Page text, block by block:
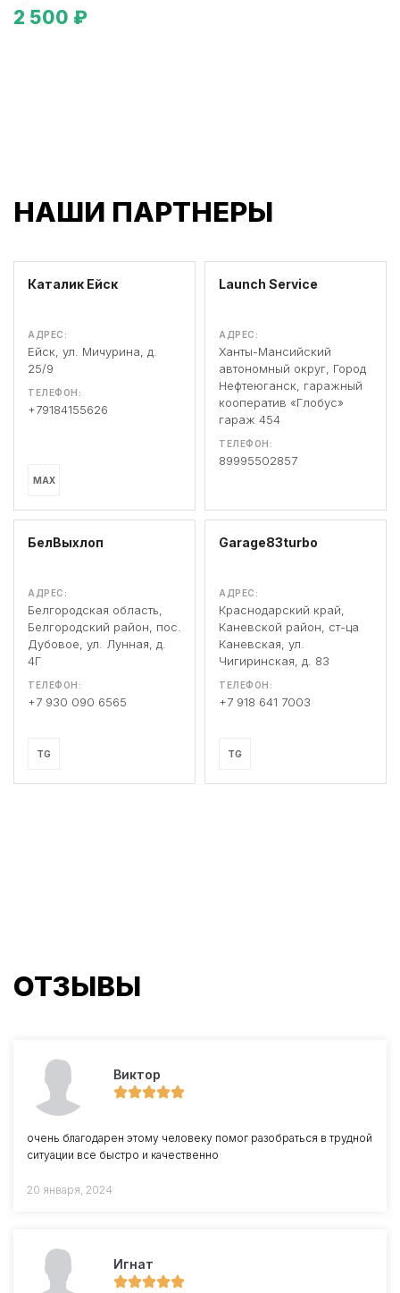
2 500 ₽
НАШИ ПАРТНЕРЫ
Каталик Ейск
АДРЕС:
Ейск, ул. Мичурина, д.
25/9
ТЕЛЕФОН:
+79184155626
MAX
Launch Service
АДРЕС:
Ханты-Мансийский
автономный округ, Город
Нефтеюганск, гаражный
кооператив «Глобус»
гараж 454
ТЕЛЕФОН:
89995502857
БелВыхлоп
АДРЕС:
Белгородская область,
Белгородский район, пос.
Дубовое, ул. Лунная, д.
4Г
ТЕЛЕФОН:
+7 930 090 6565
TG
Garage83turbo
АДРЕС:
Краснодарский край,
Каневской район, ст-ца
Каневская, ул.
Чигиринская, д. 83
ТЕЛЕФОН:
+7 918 641 7003
TG
ОТЗЫВЫ
Виктор
очень благодарен этому человеку помог разобраться в трудной
ситуации все быстро и качественно
20 января, 2024
Игнат